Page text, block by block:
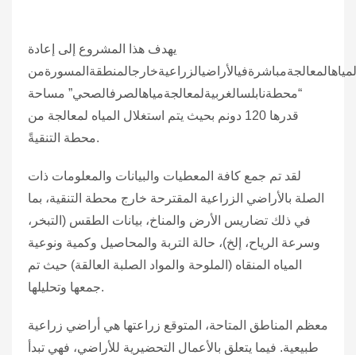
يهدف هذا المشروع إلى إعادة
“محطةنابلسالغربيةلمعالجةمياهالصرفالصحي” مساحة
قدرها 120 دونم بحيث يتم استغلال المياه لمعالجة من
محطة التنقيةً.
لقد تم جمع كافة المعطيات والبيانات والمعلومات ذات
الصلة بالأراضي الزراعية المقترحة خارج محطة التنقية، بما
في ذلك تضاريس الأرض والمناخ، بيانات الطقس (التبخر،
وسرعة الرياح، إلخ)، حالة التربة والمحاصيل وكمية ونوعية
المياه المنقاه (الملوحة والمواد الصلبة العالقة) حيث تم
جمعها وتحليلها.
معظم المناطق المتاحة، المتوقع زراعتها هي أراضي زراعية
طبيعية. فيما يتعلق بالأعمال التحضيرية للأراضي، فهي تبدأ